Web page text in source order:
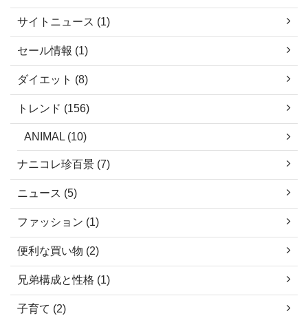
サイトニュース (1)
セール情報 (1)
ダイエット (8)
トレンド (156)
ANIMAL (10)
ナニコレ珍百景 (7)
ニュース (5)
ファッション (1)
便利な買い物 (2)
兄弟構成と性格 (1)
子育て (2)